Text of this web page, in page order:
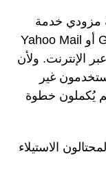
مزودي خدمة
البريد الإلكتروني المعروفين مثل Gmail أو Yahoo Mail
الإنترنت. ولأن
غير
يُكملون خطوة
الاستيلاء